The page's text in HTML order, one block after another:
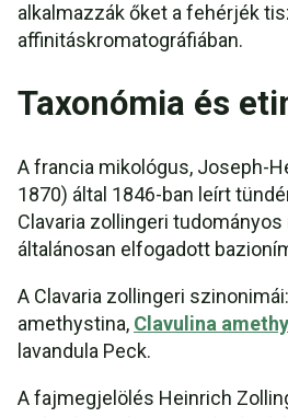
alkalmazzák őket a fehérjék
affinitáskromatográfiában.
Taxonómia és
A francia mikológus, Joseph-
1870) által 1846-ban leírt
Clavaria zollingeri
általánosan elfogadott
A Clavaria zollingeri
amethystina, Clavulina
lavandula Peck.
A fajmegjelölés Heinrich